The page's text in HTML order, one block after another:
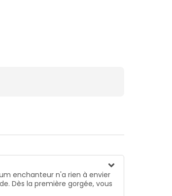
enchanteur n'a rien à envier
Dès la première gorgée, vous